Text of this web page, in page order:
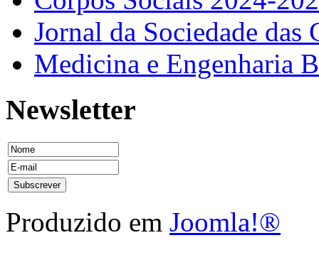
Jornal da Sociedade
Medicina e Engenharia
Newsletter
Produzido em Joomla!®